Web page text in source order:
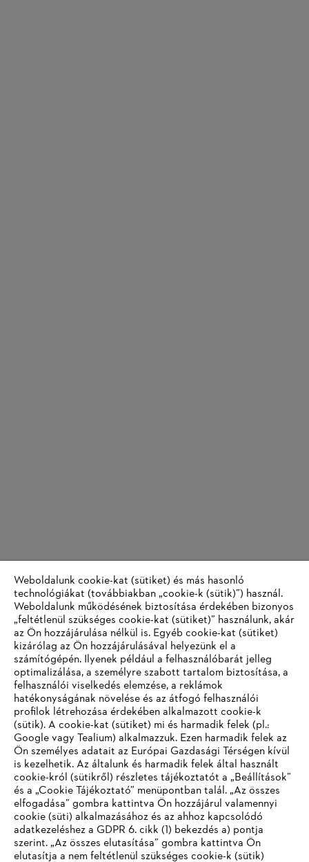
Weboldalunk cookie-kat (sütiket) és más hasonló
technológiákat (továbbiakban „cookie-k (sütik)”) használ.
Weboldalunk működésének biztosítása érdekében bizonyos
„feltétlenül szükséges cookie-kat (sütiket)” használunk, akár
az Ön hozzájárulása nélkül is. Egyéb cookie-kat (sütiket)
kizárólag az Ön hozzájárulásával helyezünk el a
számítógépén. Ilyenek például a felhasználóbarát jelleg
optimalizálása, a személyre szabott tartalom biztosítása, a
felhasználói viselkedés elemzése, a reklámok
hatékonyságának növelése és az átfogó felhasználói
profilok létrehozása érdekében alkalmazott cookie-k
(sütik). A cookie-kat (sütiket) mi és harmadik felek (pl.:
Google vagy Tealium) alkalmazzuk. Ezen harmadik felek az
Ön személyes adatait az Európai Gazdasági Térségen kívül
is kezelhetik. Az általunk és harmadik felek által használt
cookie-król (sütikről) részletes tájékoztatót a „Beállítások”
és a „Cookie Tájékoztató” menüpontban talál. „Az összes
elfogadása” gombra kattintva Ön hozzájárul valamennyi
cookie (süti) alkalmazásához és az ahhoz kapcsolódó
adatkezeléshez a GDPR 6. cikk (1) bekezdés a) pontja
szerint. „Az összes elutasítása” gombra kattintva Ön
elutasítja a nem feltétlenül szükséges cookie-k (sütik)